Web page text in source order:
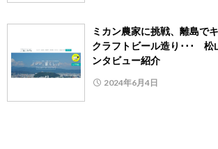
ミカン農家に挑戦、離島で
クラフトビール造り･･･ 松
ンタビュー紹介
2024年6月4日